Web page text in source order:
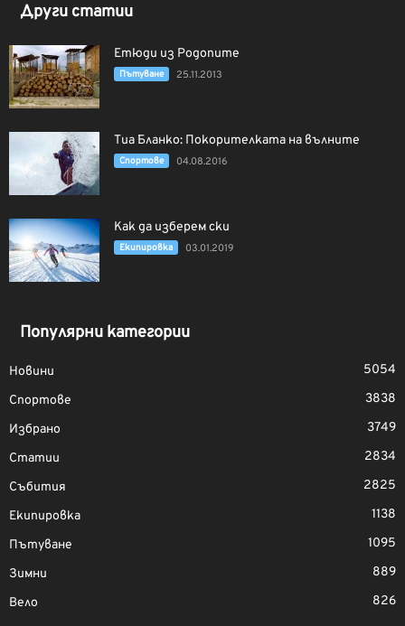
Други статии
Етюди из Родопите
Пътуване 25.11.2013
Тиа Бланко: Покорителката на вълните
Спортове 04.08.2016
Как да изберем ски
Екипировка 03.01.2019
Популярни категории
Новини
5054
Спортове
3838
Избрано
3749
Статии
2834
Събития
2825
Екипировка
1138
Пътуване
1095
Зимни
889
Вело
826